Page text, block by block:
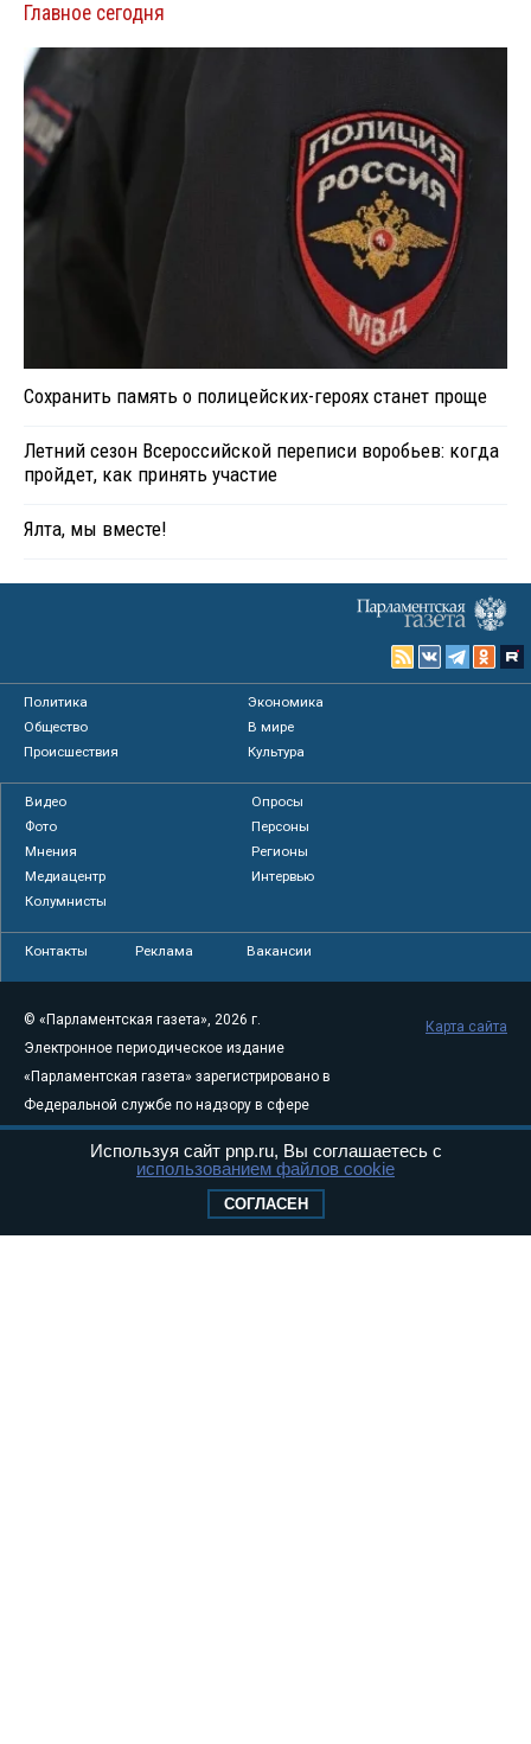
Главное сегодня
Сохранить память о полицейских-героях станет проще
Летний сезон Всероссийской переписи воробьев: когда
пройдет, как принять участие
Ялта, мы вместе!
Политика
Экономика
Общество
В мире
Происшествия
Культура
Видео
Опросы
Фото
Персоны
Мнения
Регионы
Медиацентр
Интервью
Колумнисты
Контакты Реклама Вакансии
© «Парламентская газета», 2026 г.
Электронное периодическое издание
«Парламентская газета» зарегистрировано в
Федеральной службе по надзору в сфере
связи, информационных технологий и
массовых коммуникаций (Роскомнадзор) 05
Свидетельство о регистрации Эл № ФС77-
Карта сайта
Используя сайт pnp.ru, Вы соглашаетесь с
использованием файлов cookie
СОГЛАСЕН